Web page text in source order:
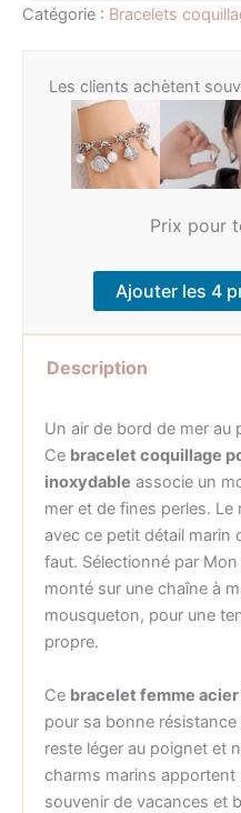
Catégorie : Bracelets
Les clients achètent
Prix pour
Ajouter les 4
Description
Un air de bord de mer au
Ce bracelet coquillage
inoxydable associe un
mer et de fines perles. Le
avec ce petit détail marin
faut. Sélectionné par
monté sur une chaîne à
mousqueton, pour une
propre.
Ce bracelet femme
pour sa bonne
reste léger au poignet et
charms marins
souvenir de vacances et